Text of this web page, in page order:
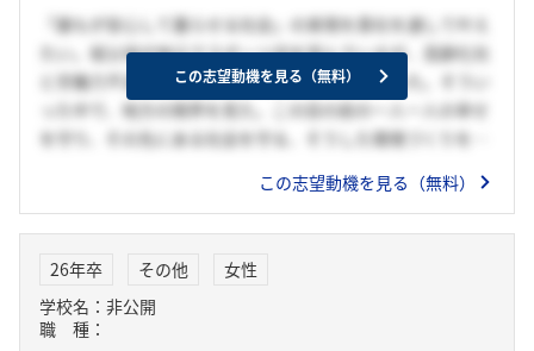
「誰もが安心して暮らせる社会」の実現を貴社を通して叶え
たい。祖父母が地元でスポーツ店を営んでいるが、高齢化社
と労働力不足により店舗の運営が非常に大変だった。そうい
った中で、地方の限界を見た。この目の前の一人一人の幸せ
を守り、その先にある社会を守る、そうした環境づくりを貴
活を支えること」必要がある。その点において、貴社は、生
決する姿勢があり、自治体や企業と連携しながら、地域のニ
ーズに対して最適なソリューションを提供できる。この強み
を持つ貴社を通して、「誰もが安心して暮らせる社会」を実
この志望動機を見る（無料）
この志望動機を見る（無料）
26年卒 その他
女性
学校名：非公開
職 種：